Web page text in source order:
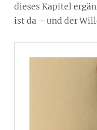
dieses Kapitel
ist da – und der